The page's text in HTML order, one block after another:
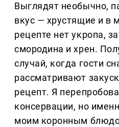
Выглядят необычно,
вкус — хрустящие и в
рецепте нет укропа,
смородина и хрен.
случай, когда гости
рассматривают
рецепт. Я
консервации, но
моим коронным